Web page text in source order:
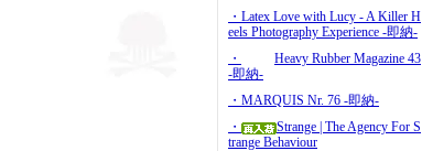
・Latex Love with Lucy - A Killer H
eels Photography Experience -即納-
・
Heavy Rubber Magazine 43
-即納-
・MARQUIS Nr. 76 -即納-
・
Strange | The Agency For S
trange Behaviour